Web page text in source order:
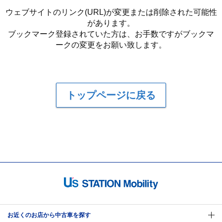
ウェブサイトのリンク(URL)が変更または削除された可能性
があります。
ブックマーク登録されていた方は、お手数ですがブックマ
ークの変更をお願い致します。
トップページに戻る
お近くのお店から中古車を探す